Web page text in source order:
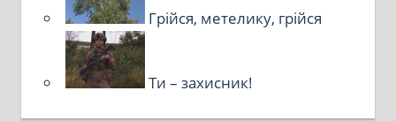
Грійся, метелику, грійся
Ти – захисник!